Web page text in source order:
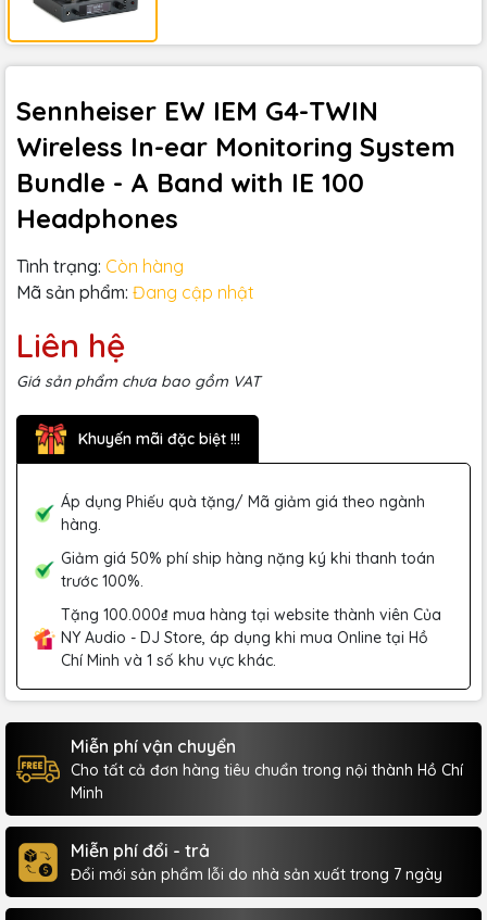
Sennheiser EW IEM G4-TWIN
Wireless In-ear Monitoring System
Bundle - A Band with IE 100
Headphones
Tình trạng: Còn hàng
Mã sản phẩm: Đang cập nhật
Liên hệ
Giá sản phẩm chưa bao gồm VAT
Khuyến mãi đặc biệt !!!
Áp dụng Phiếu quà tặng/ Mã giảm giá theo ngành
hàng.
Giảm giá 50% phí ship hàng nặng ký khi thanh toán
trước 100%.
Tặng 100.000₫ mua hàng tại website thành viên Của
NY Audio - DJ Store, áp dụng khi mua Online tại Hồ
Chí Minh và 1 số khu vực khác.
Miễn phí vận chuyển
Cho tất cả đơn hàng tiêu chuẩn trong nội thành Hồ Chí
Minh
Miễn phí đổi - trả
Đổi mới sản phẩm lỗi do nhà sản xuất trong 7 ngày